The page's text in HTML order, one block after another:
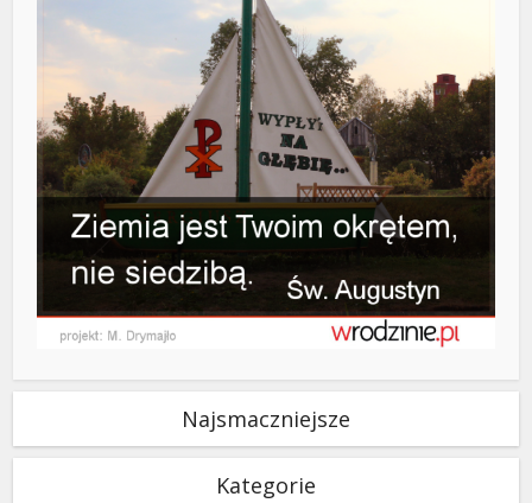
Najsmaczniejsze
Kategorie